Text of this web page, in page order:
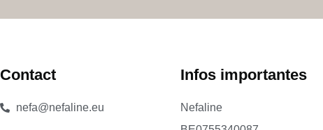
Contact
nefa@nefaline.eu
Infos importantes​
Nefaline